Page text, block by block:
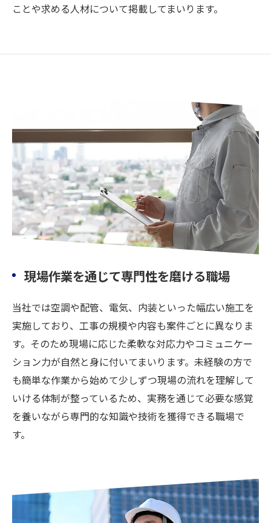
ことや求める人材について掲載してまいります。
現場作業を通じて専門性を磨ける職場
当社では空調や配管、電気、内装といった幅広い施工を
実施しており、工事の規模や内容も案件ごとに異なりま
す。そのため現場に応じた柔軟な対応力やコミュニケー
ション力が自然と身に付いてまいります。未経験の方で
も簡単な作業から始めて少しずつ現場の流れを理解して
いける体制が整っているため、実務を通じて必要な感覚
を養いながら専門的な知識や技術を獲得できる職場で
す。